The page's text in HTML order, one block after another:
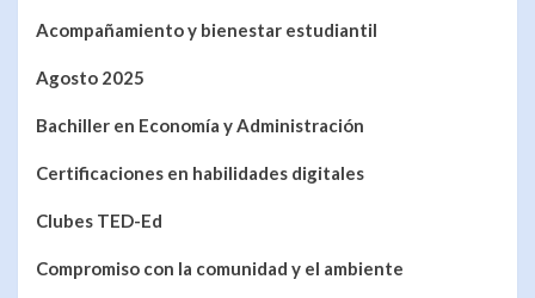
Acompañamiento y bienestar estudiantil
Agosto 2025
Bachiller en Economía y Administración
Certificaciones en habilidades digitales
Clubes TED-Ed
Compromiso con la comunidad y el ambiente